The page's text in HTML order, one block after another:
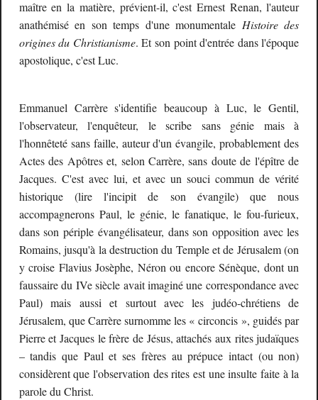
maître en la matière, prévient-il, c'est Ernest Renan, l'auteur
anathémisé en son temps d'une monumentale Histoire des
origines du Christianisme. Et son point d'entrée dans l'époque
apostolique, c'est Luc.
Emmanuel Carrère s'identifie beaucoup à Luc, le Gentil,
l'observateur, l'enquêteur, le scribe sans génie mais à
l'honnêteté sans faille, auteur d'un évangile, probablement des
Actes des Apôtres et, selon Carrère, sans doute de l'épître de
Jacques. C'est avec lui, et avec un souci commun de vérité
historique (lire l'incipit de son évangile) que nous
accompagnerons Paul, le génie, le fanatique, le fou-furieux,
dans son périple évangélisateur, dans son opposition avec les
Romains, jusqu'à la destruction du Temple et de Jérusalem (on
y croise Flavius Josèphe, Néron ou encore Sénèque, dont un
faussaire du IVe siècle avait imaginé une correspondance avec
Paul) mais aussi et surtout avec les judéo-chrétiens de
Jérusalem, que Carrère surnomme les « circoncis », guidés par
Pierre et Jacques le frère de Jésus, attachés aux rites judaïques
– tandis que Paul et ses frères au prépuce intact (ou non)
considèrent que l'observation des rites est une insulte faite à la
parole du Christ.